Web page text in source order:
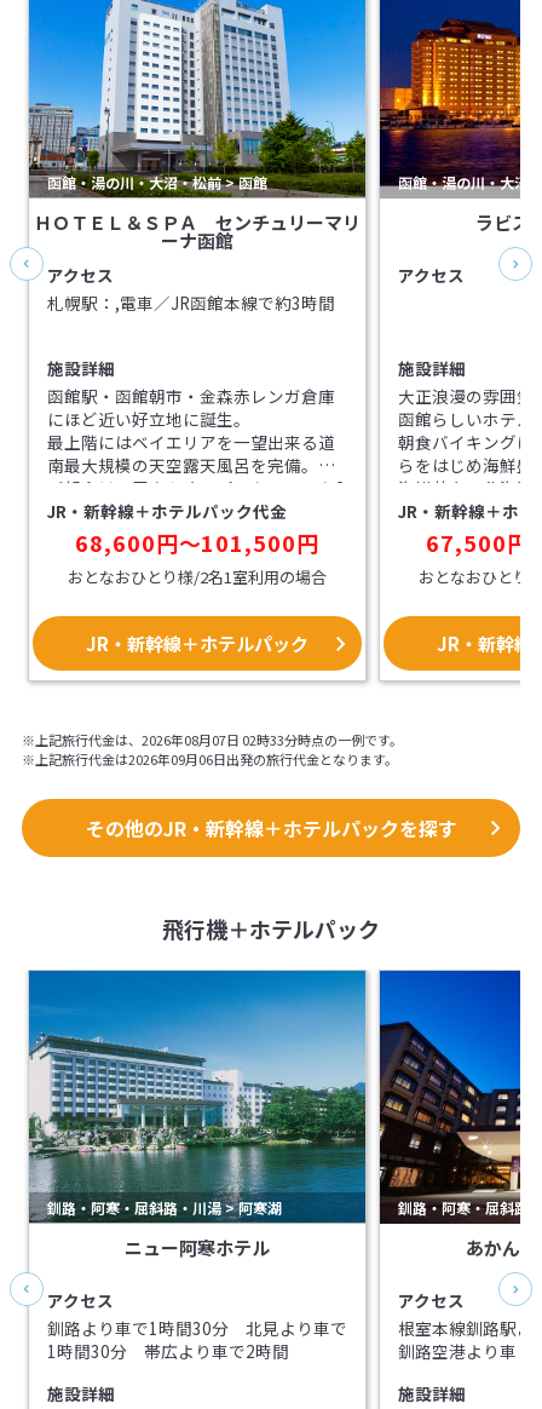
函館・湯の川・大沼・松前 > 函館
ＨＯＴＥＬ＆ＳＰＡ センチュリーマリ
ーナ函館
アクセス
札幌駅：,電車／JR函館本線で約3時間
施設詳細
函館駅・函館朝市・金森赤レンガ倉庫
にほど近い好立地に誕生。
最上階にはベイエリアを一望出来る道
南最大規模の天空露天風呂を完備。
ご朝食は、巨大なオープンキッチンを2
箇所に備え、野菜と玄米を中心とした
「体にやさしいお食事」を函館ならで
はのお料理で提供します。
JR・新幹線＋ホテルパック代金
68,600円～101,500円
おとなおひとり様/2名1室利用の場合
JR・新幹線＋ホテルパック
函館・湯の川・大沼
ラビス
アクセス
施設詳細
大正浪漫の雰囲気
函館らしいホテル
朝食バイキングは
らをはじめ海鮮盛
海鮮丼や、北海道
和洋メニュー多彩
JR・新幹線＋ホ
67,500円
おとなおひとり
JR・新幹線
※上記旅行代金は、2026年08月07日 02時33分時点の一例です。
※上記旅行代金は2026年09月06日出発の旅行代金となります。
その他のJR・新幹線＋ホテルパックを探す
飛行機＋ホテルパック
釧路・阿寒・屈斜路・川湯 > 阿寒湖
ニュー阿寒ホテル
アクセス
釧路より車で1時間30分 北見より車で
1時間30分 帯広より車で2時間
施設詳細
釧路・阿寒・屈斜路
あかん
アクセス
根室本線釧路駅よ
釧路空港より車・
施設詳細